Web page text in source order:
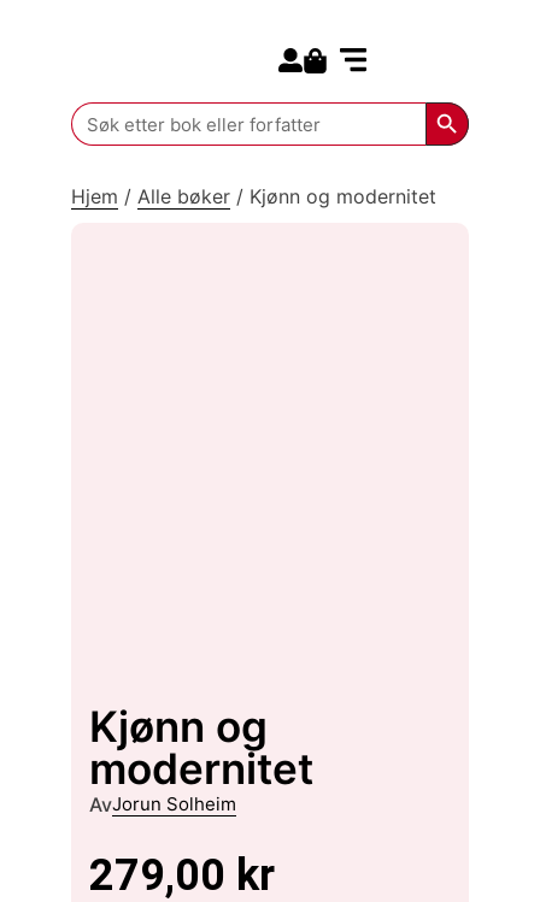
Search
for:
Search
Hjem / Alle bøker / Kjønn og modernitet
Kjønn og
modernitet
AvJorun Solheim
279,00 kr